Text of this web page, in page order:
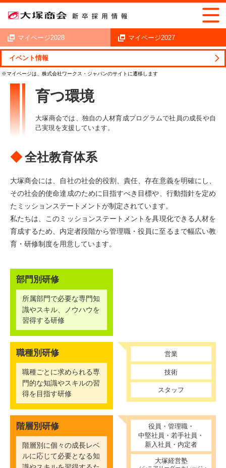
マイページ2028 マイページ2027
イベント情報
育つ環境
大塚商会では、独自の人材育成プログラムで社員の成長や自
己実現を支援しています。
全社教育体系
大塚商会には、自社の社会的役割、責任、存在意義を明確にし、
その社会的使命達成のために 目指すべき目標や、行動指針を定め
たミッションステートメントが制定されています。
私たちは、このミッションステートメントを具現化できる人材を
育成するため、内定者段階から管理職・役員に至るまで幅広い教
育・研修制度を用意しています。